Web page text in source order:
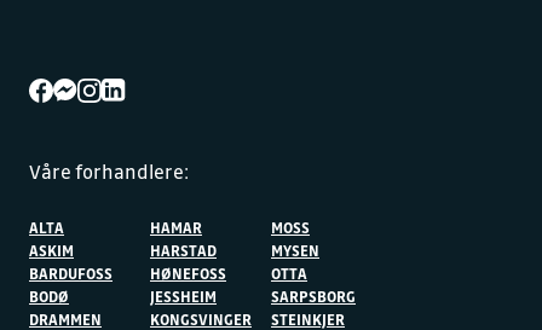
Våre forhandlere:
ALTA
ASKIM
BARDUFOSS
BODØ
DRAMMEN
HAMAR
HARSTAD
HØNEFOSS
JESSHEIM
KONGSVINGER
MOSS
MYSEN
OTTA
SARPSBORG
STEINKJER